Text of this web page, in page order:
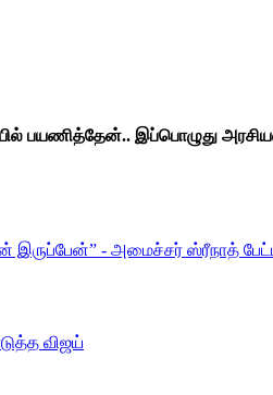
பயணித்தேன்.. இப்பொழுது
இருப்பேன்” - அமைச்சர் ஸ்ரீநாத்
விஜய்